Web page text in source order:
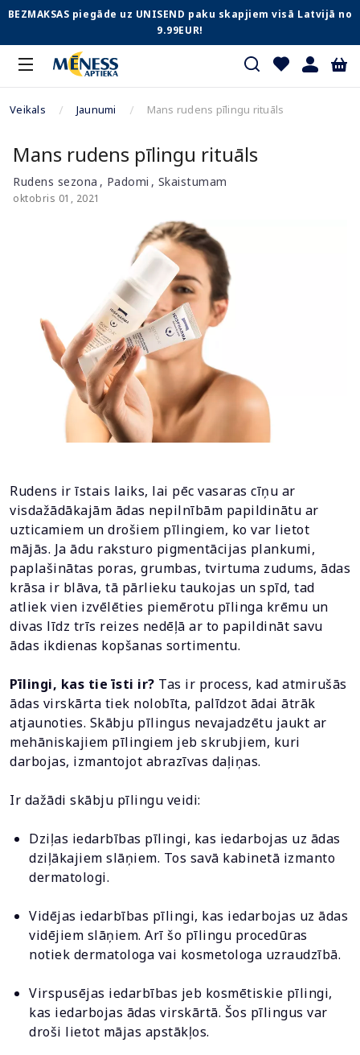
BEZMAKSAS piegāde uz UNISEND paku skapjiem visā Latvijā no
9.99EUR!
Veikals Jaunumi Mans rudens pīlingu rituāls
Mans rudens pīlingu rituāls
Rudens sezona Padomi Skaistumam
oktobris 01, 2021
Rudens ir īstais laiks, lai pēc vasaras cīņu ar
visdažādākajām ādas nepilnībām papildinātu ar
uzticamiem un drošiem pīlingiem, ko var lietot
mājās. Ja ādu raksturo pigmentācijas plankumi,
paplašinātas poras, grumbas, tvirtuma zudums, ādas
krāsa ir blāva, tā pārlieku taukojas un spīd, tad
atliek vien izvēlēties piemērotu pīlinga krēmu un
divas līdz trīs reizes nedēļā ar to papildināt savu
ādas ikdienas kopšanas sortimentu.
Pīlingi, kas tie īsti ir? Tas ir process, kad atmirušās
ādas virskārta tiek nolobīta, palīdzot ādai ātrāk
atjaunoties. Skābju pīlingus nevajadzētu jaukt ar
mehāniskajiem pīlingiem jeb skrubjiem, kuri
darbojas, izmantojot abrazīvas daļiņas.
Ir dažādi skābju pīlingu veidi:
Dziļas iedarbības pīlingi, kas iedarbojas uz ādas
dziļākajiem slāņiem. Tos savā kabinetā izmanto
dermatologi.
Vidējas iedarbības pīlingi, kas iedarbojas uz ādas
vidējiem slāņiem. Arī šo pīlingu procedūras
notiek dermatologa vai kosmetologa uzraudzībā.
Virspusējas iedarbības jeb kosmētiskie pīlingi,
kas iedarbojas ādas virskārtā. Šos pīlingus var
droši lietot mājas apstākļos.